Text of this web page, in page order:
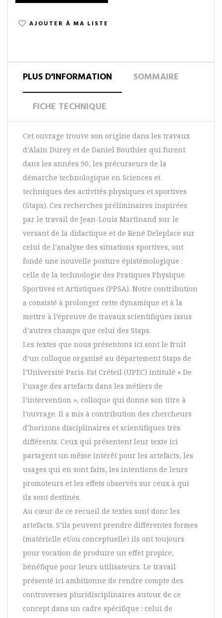
AJOUTER À MA LISTE
PLUS D'INFORMATION SOMMAIRE
FICHE TECHNIQUE
Cet ouvrage trouve son origine dans les travaux
d’Alain Durey et de Daniel Bouthier qui furent
dans les années 90, les précurseurs de la
démarche technologique en Sciences et
techniques des activités physiques et sportives
(Staps). Ces recherches préliminaires inspirées
par le travail de Jean-Louis Martinand sur le
versant de la didactique et de René Deleplace sur
celui de l’analyse des situations sportives, ont
fondé une nouvelle posture épistémologique :
celle de la technologie des Pratiques Physique
Sportives et Artistiques (PPSA). Notre contribution
a consisté à prolonger cette dynamique et à la
mettre à l’épreuve de travaux scientifiques issus
d’autres champs que celui des Staps.
Les textes que nous présentons ici sont le fruit
d’un colloque organisé au département Staps de
l’Université Paris-Est Créteil (UPEC) intitulé « De
l’usage des artefacts dans les métiers de
l’intervention », colloque qui donne son titre à
l’ouvrage. Il a mis à contribution des chercheurs
d’horizons disciplinaires et scientifiques très
différents. Ceux qui présentent leur texte ici
partagent un même intérêt pour les artefacts, les
usages qui en sont faits, les intentions de leurs
promoteurs et les effets observés sur ceux à qui
ils sont destinés.
Au cœur de ce recueil de textes sont donc les
artefacts. S’ils peuvent prendre différentes formes
(matérielle et/ou conceptuelle) ils ont toujours
pour vocation de produire un effet propice,
bénéfique pour leurs utilisateurs. Le travail
présenté ici ambitionne de rendre compte des
controverses pluridisciplinaires autour de ce
concept dans un cadre spécifique : celui de